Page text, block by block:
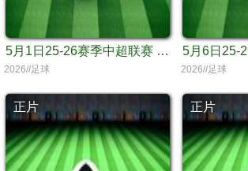
5月1日25-26赛季中超联赛 大连英博海发VS重庆铜梁龙
2026//足球 2026//足球
正片 正片